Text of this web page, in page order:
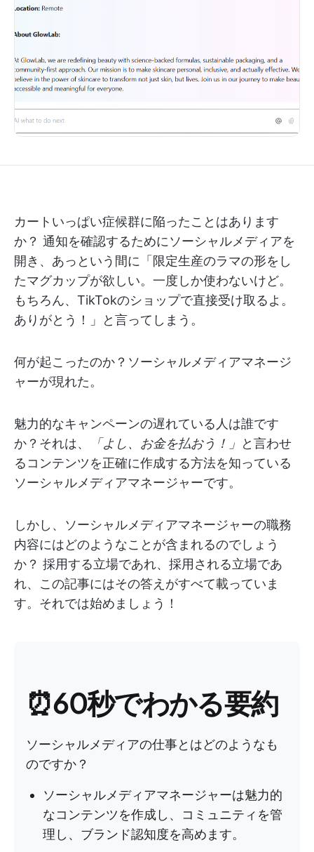
カートいっぱい症候群に陥ったことはあります
か？ 通知を確認するためにソーシャルメディアを
開き、あっという間に「限定生産のラマの形をし
たマグカップが欲しい。一度しか使わないけど。
もちろん、TikTokのショップで直接受け取るよ。
ありがとう！」と言ってしまう。
何が起こったのか？ソーシャルメディアマネージ
ャーが現れた。
魅力的なキャンペーンの遅れている人は誰です
か？それは、
「よし、お金を払おう！」 と言わせ
るコンテンツを正確に作成する方法を知っている
ソーシャルメディアマネージャーです。
しかし、ソーシャルメディアマネージャーの職務
内容にはどのようなことが含まれるのでしょう
か？ 採用する立場であれ、採用される立場であ
れ、この記事にはその答えがすべて載っていま
す。それでは始めましょう！
⏰60秒でわかる要約
ソーシャルメディアの仕事とはどのようなも
のですか？
ソーシャルメディアマネージャーは魅力的
なコンテンツを作成し、コミュニティを管
理し、ブランド認知度を高めます。